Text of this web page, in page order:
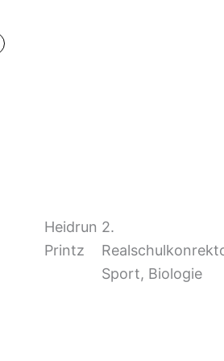
Heidrun
Printz
2.
Sport, Biologie